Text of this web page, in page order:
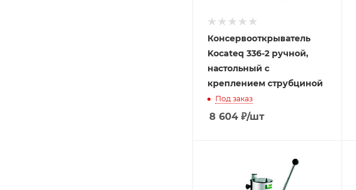
Консервооткрыватель
Kocateq 336-2 ручной,
настольный с
креплением струбциной
Под заказ
8 604 ₽/шт